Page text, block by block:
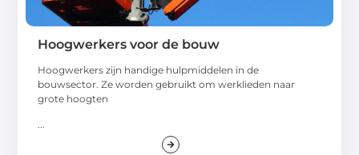
Hoogwerkers voor de bouw
Hoogwerkers zijn handige hulpmiddelen in de
bouwsector. Ze worden gebruikt om werklieden naar
grote hoogten
...